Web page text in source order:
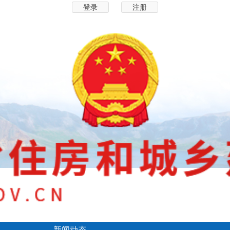
登录 注册